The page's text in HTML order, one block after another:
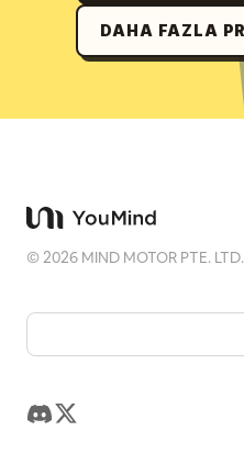
DAHA FAZLA
©2026 MIND MOTOR PTE. LTD.